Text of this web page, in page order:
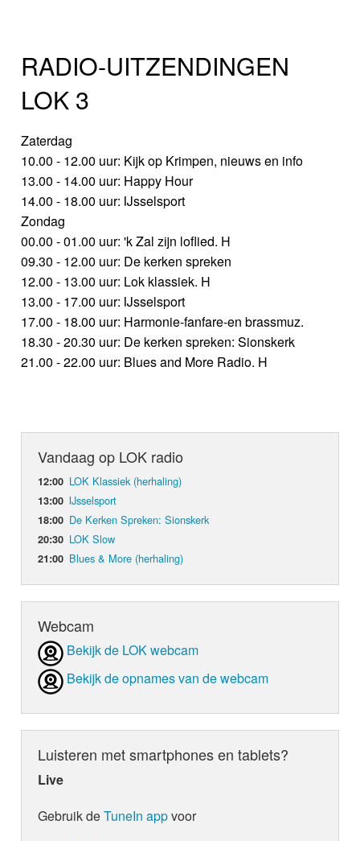
RADIO-UITZENDINGEN
LOK 3
Zaterdag
10.00 - 12.00 uur: Kijk op Krimpen, nieuws en info
13.00 - 14.00 uur: Happy Hour
14.00 - 18.00 uur: IJsselsport
Zondag
00.00 - 01.00 uur: 'k Zal zijn loflied. H
09.30 - 12.00 uur: De kerken spreken
12.00 - 13.00 uur: Lok klassiek. H
13.00 - 17.00 uur: IJsselsport
17.00 - 18.00 uur: Harmonie-fanfare-en brassmuz.
18.30 - 20.30 uur: De kerken spreken: Sionskerk
21.00 - 22.00 uur: Blues and More Radio. H
Vandaag op LOK radio
12:00 LOK Klassiek (herhaling)
13:00 IJsselsport
18:00 De Kerken Spreken: Sionskerk
20:30 LOK Slow
21:00 Blues & More (herhaling)
Webcam
Bekijk de LOK webcam
Bekijk de opnames van de webcam
Luisteren met smartphones en tablets?
Live
Gebruik deTuneIn appvoor